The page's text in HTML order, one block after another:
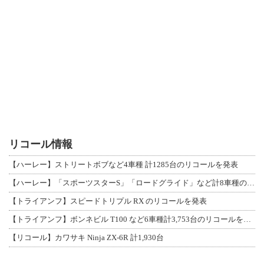
リコール情報
【ハーレー】ストリートボブなど4車種 計1285台のリコールを発表
【トライアンフ】スピードトリプル RX のリコールを発表
【リコール】カワサキ Ninja ZX-6R 計1,930台